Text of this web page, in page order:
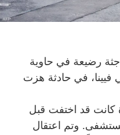
رضيعة في حاوية
في حادثة هزت
كانت قد اختفت قبل
وتم اعتقال